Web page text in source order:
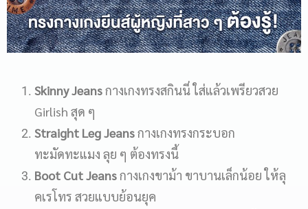
Skinny Jeansกางเกงทรงสกินนี่ ใส่แล้วเพรียวสวย
Girlish สุด ๆ
Straight Leg Jeansกางเกงทรงกระบอก
ทะมัดทะแมง ลุย ๆ ต้องทรงนี้
Boot Cut Jeansกางเกงขาม้า ขาบานเล็กน้อย ให้ลุ
คเรโทร สวยแบบย้อนยุค